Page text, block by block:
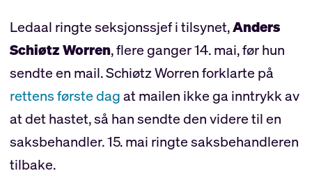
Ledaal ringte seksjonssjef i tilsynet,Anders
Schiøtz Worren, flere ganger 14. mai, før hun
sendte en mail. Schiøtz Worren forklarte på
rettens første dagat mailen ikke ga inntrykk av
at det hastet, så han sendte den videre til en
saksbehandler. 15. mai ringte saksbehandleren
tilbake.